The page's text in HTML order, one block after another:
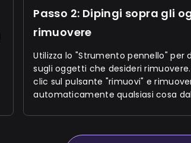
Passo 2: Dipingi sopra gli
rimuovere
Utilizza lo "Strumento pennello" per
sugli oggetti che desideri
clic sul pulsante "rimuovi" e
automaticamente qualsiasi cosa